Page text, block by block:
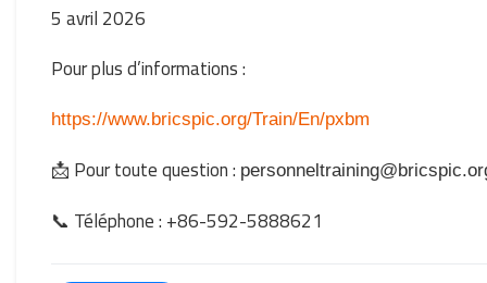
5 avril 2026
Pour plus d’informations :
https://www.bricspic.org/Train/En/pxbm
📩 Pour toute question :
📞 Téléphone : +86-592-5888621